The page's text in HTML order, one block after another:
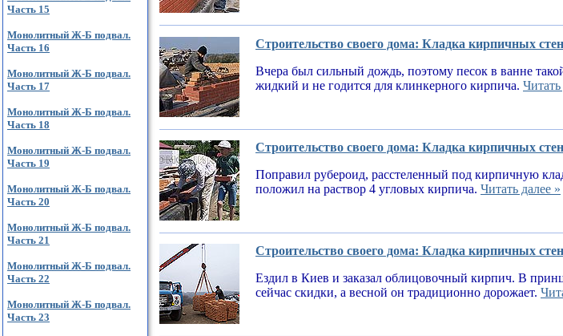
Часть 15
Монолитный Ж-Б подвал.
Часть 16
Монолитный Ж-Б подвал.
Часть 17
Монолитный Ж-Б подвал.
Часть 18
Монолитный Ж-Б подвал.
Часть 19
Монолитный Ж-Б подвал.
Часть 20
Монолитный Ж-Б подвал.
Часть 21
Монолитный Ж-Б подвал.
Часть 22
Монолитный Ж-Б подвал.
Часть 23
Строительство своего дома: Кладка кирпичных
Вчера был сильный дождь, поэтому песок в ванне
жидкий и не годится для клинкерного кирпича. Читать
Строительство своего дома: Кладка кирпичных
Поправил рубероид, расстеленный под кирпичную
положил на раствор 4 угловых кирпича. Читать далее »
Строительство своего дома: Кладка кирпичных
Ездил в Киев и заказал облицовочный кирпич. В
сейчас скидки, а весной он традиционно дорожает.